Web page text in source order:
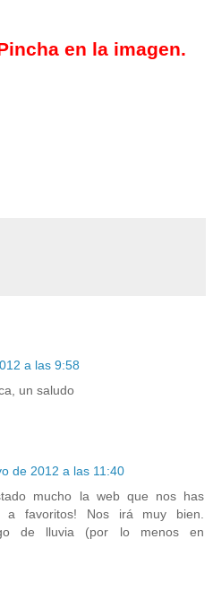
en la imagen.
a las 9:58
un saludo
de 2012 a las 11:40
mucho la web que nos has
a favoritos! Nos irá muy bien.
de lluvia (por lo menos en